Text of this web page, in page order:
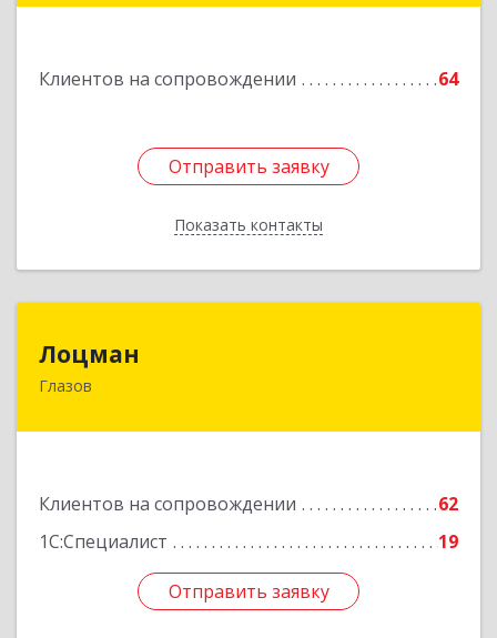
Клиентов на сопровождении 64
Отправить заявку
Показать контакты
Отправить заявку
Назад
Лоцман
Глазов
Клиентов на сопровождении
62
1С:Специалист
19
Отправить заявку
427620, Удмуртская Респ, Глазов г, Сибирская
Отправить заявку